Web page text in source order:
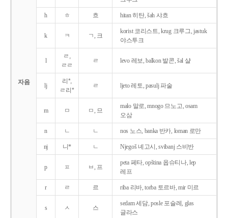
자음
h ㅎ 흐 hitan 히탄, šah 샤흐
k ㅋ ㄱ, 크
korist 코리스트, krug 크루그, jastuk
야스투크
l
ㄹ,
ㄹㄹ
ㄹ levo 레보, balkon 발콘, šal 샬
lj
리*,
ㄹ리*
ㄹ ljeto 레토, pasulj 파술
m ㅁ ㅁ, 므
malo 말로, mnogo 므노고, osam
오삼
n ㄴ ㄴ nos 노스, banka 반카, loman 로만
nj 니* ㄴ Njegoš 녜고시, svibanj 스비반
p ㅍ ㅂ, 프
peta 페타, opština 옵슈티나, lep
레프
r ㄹ 르 riba 리바, torba 토르바, mir 미르
s ㅅ 스
sedam 세담, posle 포슬레, glas
글라스